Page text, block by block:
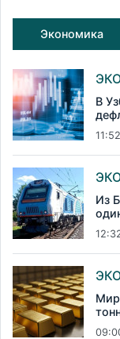
Экономика
В
Из